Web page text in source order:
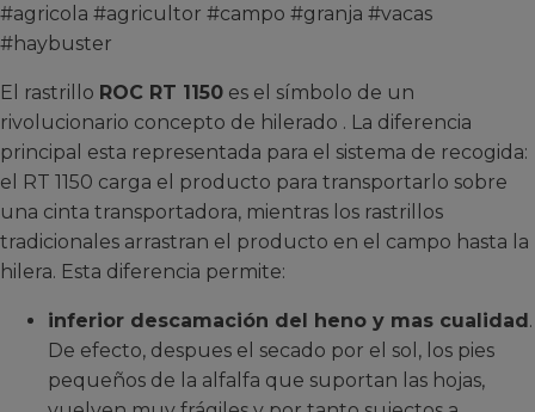
#agricola #agricultor #campo #granja #vacas
#haybuster
El rastrillo ROC RT 1150 es el símbolo de un
rivolucionario concepto de hilerado . La diferencia
principal esta representada para el sistema de recogida:
el RT 1150 carga el producto para transportarlo sobre
una cinta transportadora, mientras los rastrillos
tradicionales arrastran el producto en el campo hasta la
hilera. Esta diferencia permite:
inferior descamación del heno y mas cualidad.
De efecto, despues el secado por el sol, los pies
pequeños de la alfalfa que suportan las hojas,